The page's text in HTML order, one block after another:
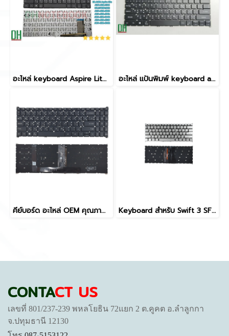
อะไหล่ keyboard Aspire Lite AL14-51M-57H1 NX.KTWSP.002 AL14-51M-58U1 AL14-51M-59YA AL14-51M-364B AL14-51M-573S AL14-51M-51VM,Aspire Lite 14 AL14-31P N23G1 AL14-72 N23J5 อะไหล่ แป้นพิมพ์ keyboard acer Spin 5 SP513-54N ,SP513-54N-53X8 ,SP513-54N-74V2, Travelmate TMX314-51-MG X3310-MG X3410-MG X40-53G X40-51MG มีไฟ ปุ่ม delete
คีย์บอร์ด อะไหล่ OEM คุณภาพสูง KB ACER A715-76 A315-59 A515-57 N22C6 N22Q3 A315-59 A315-59G A315-24P A315-44P A515-57G A515-57 A515-57T A315-510P N22C6 N22Q3 N23C3 S50-54 A715-51 A715-76 มีไฟ backlit TH/US Layout ซ่อม/เปลี่ยนได้ทันที Keyboard สำหรับ Swift 3 SF314-54, SF314-56, SF313-51, SF314-57, Aspire 3 A314-22, A314-35 ปุ่ม Power สีเงิน มีไฟ Backlight
CONTACT US
เลขที่ 801/237-239 พหลโยธิน 72แยก 2 ต.คูคต อ.ลำลูกกา
จ.ปทุมธานี 12130